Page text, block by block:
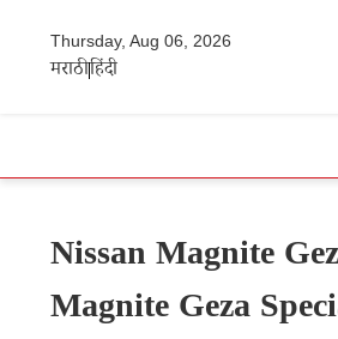
Thursday, Aug 06, 2026
मराठीहिंदी
Nissan Magnite
Magnite Geza